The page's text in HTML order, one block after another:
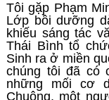
Tôi gặp Phạm
Lớp bồi dưỡng
khiếu sáng tác
Thái Bình tổ
Sinh ra ở miền
chúng tôi đã có
những mối cơ
Chuông, một